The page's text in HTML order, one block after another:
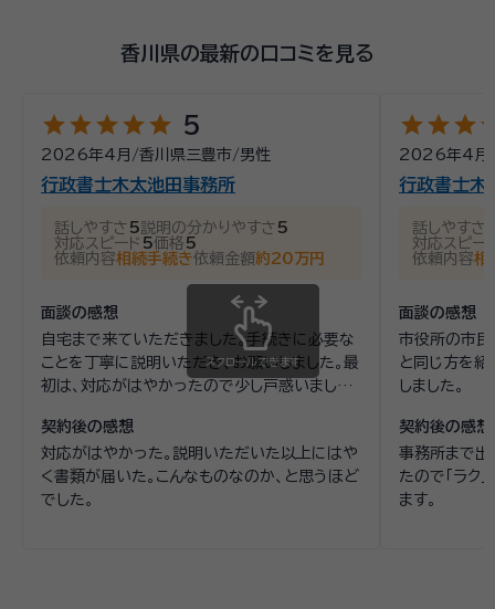
香川県の最新の口コミを見る
starstarstarstarstar 5
2026年4月 /香川県三豊市/男性
行政書士木太池田事務所
話しやすさ 5説明の分かりやすさ 5
対応スピード 5価格 5
依頼内容相続手続き依頼金額約20万円
面談の感想
自宅まで来ていただきました。手続きに必要な
ことを丁寧に説明いただき、お願いしました。最
初は、対応がはやかったので少し戸惑いました
契約後の感想
対応がはやかった。説明いただいた以上にはや
く書類が届いた。こんなものなのか、と思うほど
でした。
starstarstar
2026年4月
行政書士木
話しやすさ
対応スピー
依頼内容相
面談の感想
市役所の市民
と同じ方を紹
しました。
契約後の感想
事務所まで出
たので「ラク
ます。
スクロールできます